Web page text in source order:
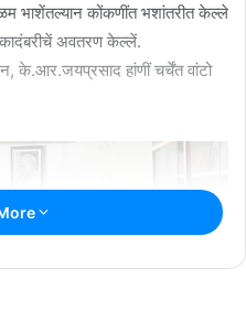
भाशेंतल्यान कोंकणींत भशांतरीत केल्ले
अवतरण केल्लें.
के.आर.जयप्रसाद हांणीं चर्चेंत वांटो